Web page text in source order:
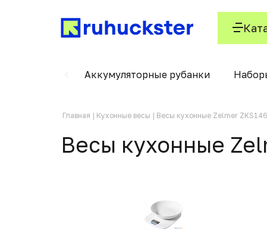
Аккумуляторные рубанки
Главная Кухонные весы Весы кухонные Zelmer
Весы кухонные